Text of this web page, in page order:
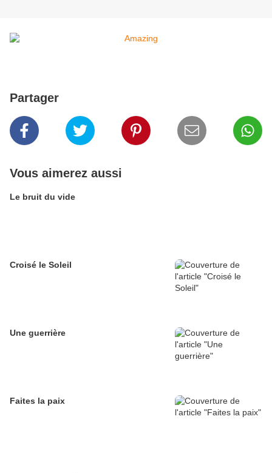
Partager
Vous aimerez aussi
Le bruit du vide
Croisé le Soleil
Une guerrière
Faites la paix